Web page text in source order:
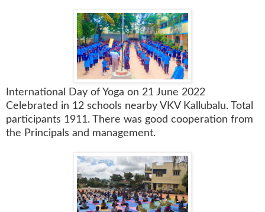
International Day of Yoga on 21 June 2022
Celebrated in 12 schools nearby VKV Kallubalu. Total
participants 1911. There was good cooperation from
the Principals and management.